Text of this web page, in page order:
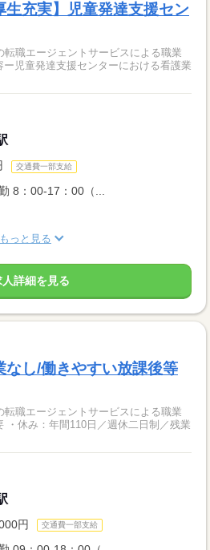
生充実】児童発達支援セン
職エージェントサービスによる職業
児童発達支援センターにおける看護業
交通費一部支給
8：00-17：00（...
もっと見る
人詳細を見る
し/働きやすい放課後等
職エージェントサービスによる職業
・休み：年間110日／週休二日制／残業
円 交通費一部支給